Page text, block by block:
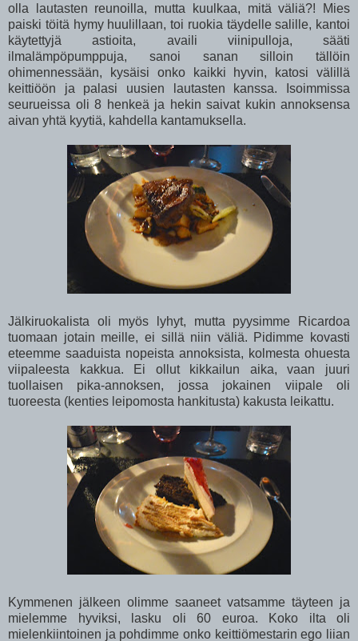
olla lautasten reunoilla, mutta kuulkaa, mitä väliä?! Mies
paiski töitä hymy huulillaan, toi ruokia täydelle salille, kantoi
käytettyjä astioita, availi viinipulloja, sääti
ilmalämpöpumppuja, sanoi sanan silloin tällöin
ohimennessään, kysäisi onko kaikki hyvin, katosi välillä
keittiöön ja palasi uusien lautasten kanssa. Isoimmissa
seurueissa oli 8 henkeä ja hekin saivat kukin annoksensa
aivan yhtä kyytiä, kahdella kantamuksella.
Jälkiruokalista oli myös lyhyt, mutta pyysimme Ricardoa
tuomaan jotain meille, ei sillä niin väliä. Pidimme kovasti
eteemme saaduista nopeista annoksista, kolmesta ohuesta
viipaleesta kakkua. Ei ollut kikkailun aika, vaan juuri
tuollaisen pika-annoksen, jossa jokainen viipale oli
tuoreesta (kenties leipomosta hankitusta) kakusta leikattu.
Kymmenen jälkeen olimme saaneet vatsamme täyteen ja
mielemme hyviksi, lasku oli 60 euroa. Koko ilta oli
mielenkiintoinen ja pohdimme onko keittiömestarin ego liian